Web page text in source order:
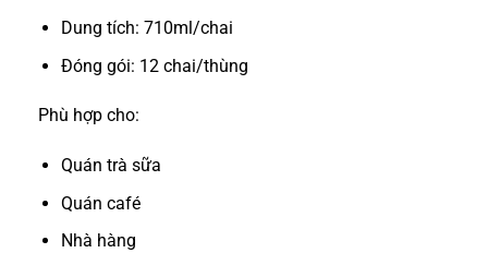
Dung tích: 710ml/chai
Đóng gói: 12 chai/thùng
Phù hợp cho:
Quán trà sữa
Quán café
Nhà hàng